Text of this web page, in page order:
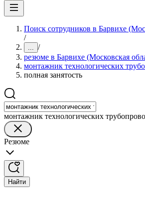
Поиск сотрудников в Барвихе
/
... /
резюме в Барвихе (Московская
монтажник технологических
полная занятость
монтажник технологических
Резюме
Найти